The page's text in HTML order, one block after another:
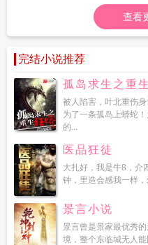
查看
完结小说推荐
孤岛求生之重
被人陷害，叶北重伤
为了一条孤岛上蟒蛇
的...
医品狂徒
大扎好，我是牛8，介
钟，里造会感我一样
景言小说
景言曾是景家最优秀
境，整个东临城无人